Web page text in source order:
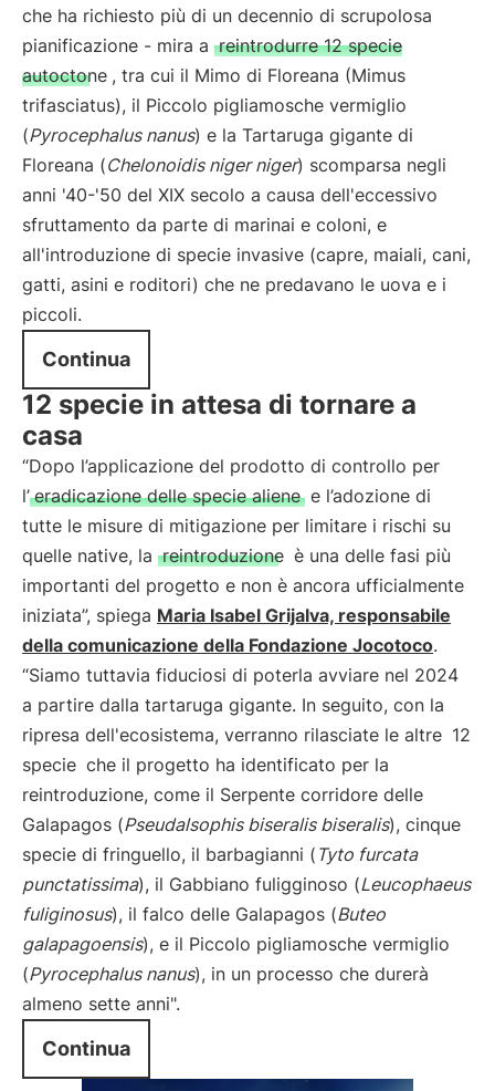
che ha richiesto più di un decennio di scrupolosa
pianificazione - mira a reintrodurre 12 specie
autoctone , tra cui il Mimo di Floreana (Mimus
trifasciatus), il Piccolo pigliamosche vermiglio
(Pyrocephalus nanus) e la Tartaruga gigante di
Floreana (Chelonoidis niger niger) scomparsa negli
anni '40-'50 del XIX secolo a causa dell'eccessivo
sfruttamento da parte di marinai e coloni, e
all'introduzione di specie invasive (capre, maiali, cani,
gatti, asini e roditori) che ne predavano le uova e i
piccoli.
Continua
12 specie in attesa di tornare a
casa
“Dopo l’applicazione del prodotto di controllo per
l’ eradicazione delle specie aliene e l’adozione di
tutte le misure di mitigazione per limitare i rischi su
quelle native, la reintroduzione è una delle fasi più
importanti del progetto e non è ancora ufficialmente
iniziata”, spiega Maria Isabel Grijalva, responsabile
della comunicazione della Fondazione Jocotoco.
“Siamo tuttavia fiduciosi di poterla avviare nel 2024
a partire dalla tartaruga gigante. In seguito, con la
ripresa dell'ecosistema, verranno rilasciate le altre 12
specie che il progetto ha identificato per la
reintroduzione, come il Serpente corridore delle
Galapagos (Pseudalsophis biseralis biseralis), cinque
specie di fringuello, il barbagianni ( Tyto furcata
punctatissima), il Gabbiano fuligginoso (Leucophaeus
fuliginosus), il falco delle Galapagos (Buteo
galapagoensis), e il Piccolo pigliamosche vermiglio
(Pyrocephalus nanus), in un processo che durerà
almeno sette anni".
Continua